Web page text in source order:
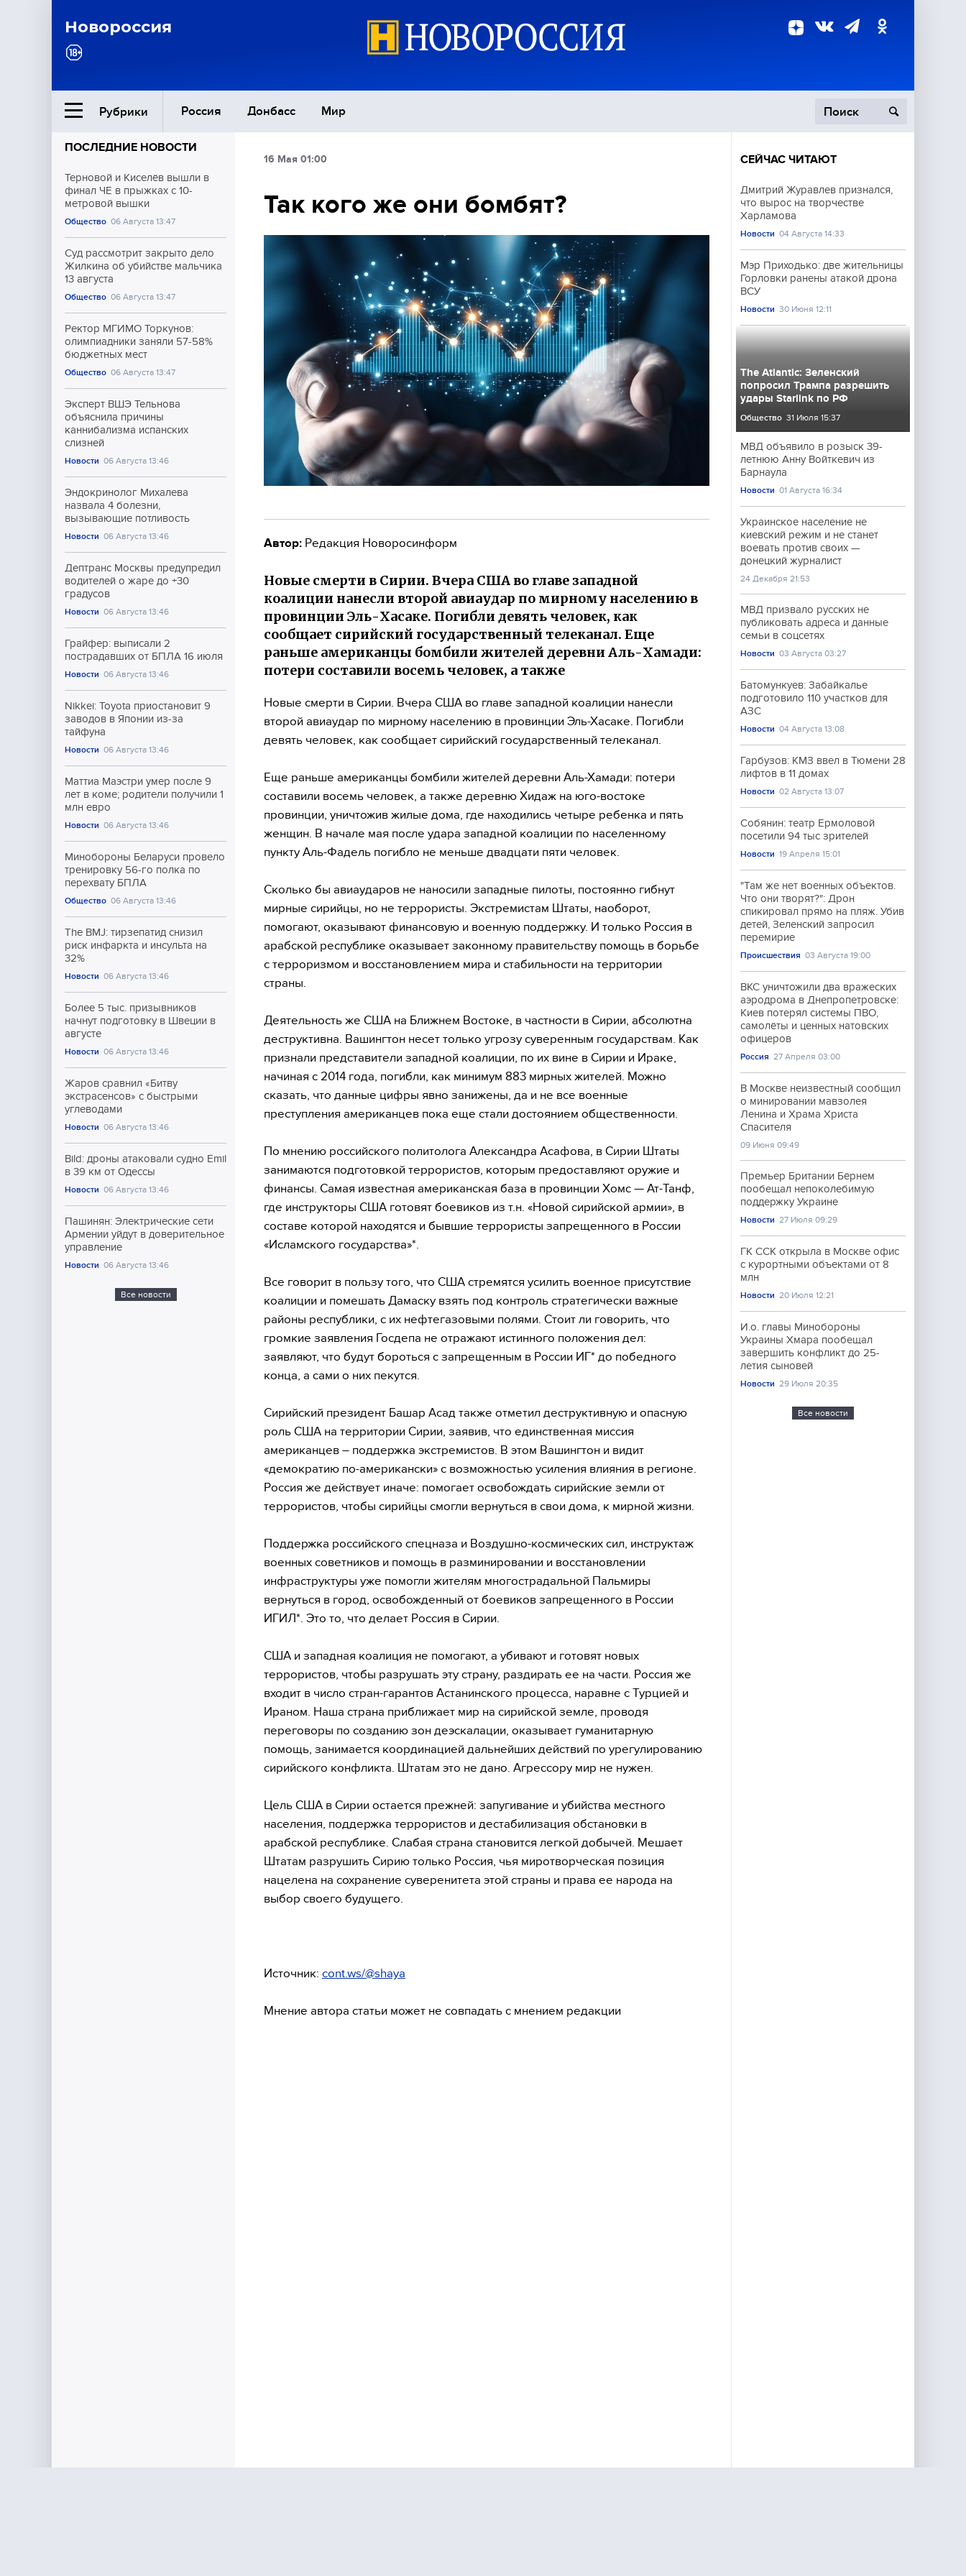
Новороссия
Рубрики Россия Донбасс Мир
Ближний Восток
Общество
Экономика
Происшествия
Культура
Спорт
ПОСЛЕДНИЕ НОВОСТИ
Терновой и Киселёв вышли в
финал ЧЕ в прыжках с 10-
метровой вышки
Общество 06 Августа 13:47
Суд рассмотрит закрыто дело
Жилкина об убийстве мальчика
13 августа
Общество 06 Августа 13:47
Ректор МГИМО Торкунов:
олимпиадники заняли 57-58%
бюджетных мест
Общество 06 Августа 13:47
Эксперт ВШЭ Тельнова
объяснила причины
каннибализма испанских
слизней
Новости 06 Августа 13:46
Эндокринолог Михалева
назвала 4 болезни,
вызывающие потливость
Новости 06 Августа 13:46
Дептранс Москвы предупредил
водителей о жаре до +30
градусов
Новости 06 Августа 13:46
Грайфер: выписали 2
пострадавших от БПЛА 16 июля
Новости 06 Августа 13:46
Nikkei: Toyota приостановит 9
заводов в Японии из-за
тайфуна
Новости 06 Августа 13:46
Маттиа Маэстри умер после 9
лет в коме; родители получили 1
млн евро
Новости 06 Августа 13:46
Минобороны Беларуси провело
тренировку 56-го полка по
перехвату БПЛА
Общество 06 Августа 13:46
The BMJ: тирзепатид снизил
риск инфаркта и инсульта на
32%
Новости 06 Августа 13:46
Более 5 тыс. призывников
начнут подготовку в Швеции в
августе
Новости 06 Августа 13:46
Жаров сравнил «Битву
экстрасенсов» с быстрыми
углеводами
Новости 06 Августа 13:46
Bild: дроны атаковали судно Emil
в 39 км от Одессы
Новости 06 Августа 13:46
Пашинян: Электрические сети
Армении уйдут в доверительное
управление
Новости 06 Августа 13:46
Все новости
16 Мая 01:00
Так кого же они бомбят?
Автор: Редакция Новоросинформ
Новые смерти в Сирии. Вчера США во главе западной
коалиции нанесли второй авиаудар по мирному населению в
провинции Эль-Хасаке. Погибли девять человек, как
сообщает сирийский государственный телеканал. Еще
раньше американцы бомбили жителей деревни Аль-Хамади:
потери составили восемь человек, а также
Новые смерти в Сирии. Вчера США во главе западной коалиции нанесли
второй авиаудар по мирному населению в провинции Эль-Хасаке. Погибли
девять человек, как сообщает сирийский государственный телеканал.
Еще раньше американцы бомбили жителей деревни Аль-Хамади: потери
составили восемь человек, а также деревню Хидаж на юго-востоке
провинции, уничтожив жилые дома, где находились четыре ребенка и пять
женщин. В начале мая после удара западной коалиции по населенному
пункту Аль-Фадель погибло не меньше двадцати пяти человек.
Сколько бы авиаударов не наносили западные пилоты, постоянно гибнут
мирные сирийцы, но не террористы. Экстремистам Штаты, наоборот,
помогают, оказывают финансовую и военную поддержку. И только Россия в
арабской республике оказывает законному правительству помощь в борьбе
с терроризмом и восстановлением мира и стабильности на территории
страны.
Деятельность же США на Ближнем Востоке, в частности в Сирии, абсолютна
деструктивна. Вашингтон несет только угрозу суверенным государствам. Как
признали представители западной коалиции, по их вине в Сирии и Ираке,
начиная с 2014 года, погибли, как минимум 883 мирных жителей. Можно
сказать, что данные цифры явно занижены, да и не все военные
преступления американцев пока еще стали достоянием общественности.
По мнению российского политолога Александра Асафова, в Сирии Штаты
занимаются подготовкой террористов, которым предоставляют оружие и
финансы. Самая известная американская база в провинции Хомс — Ат-Танф,
где инструкторы США готовят боевиков из т.н. «Новой сирийской армии», в
составе которой находятся и бывшие террористы запрещенного в России
«Исламского государства»*.
Все говорит в пользу того, что США стремятся усилить военное присутствие
коалиции и помешать Дамаску взять под контроль стратегически важные
районы республики, с их нефтегазовыми полями. Стоит ли говорить, что
громкие заявления Госдепа не отражают истинного положения дел:
заявляют, что будут бороться с запрещенным в России ИГ* до победного
конца, а сами о них пекутся.
Сирийский президент Башар Асад также отметил деструктивную и опасную
роль США на территории Сирии, заявив, что единственная миссия
американцев – поддержка экстремистов. В этом Вашингтон и видит
«демократию по-американски» с возможностью усиления влияния в регионе.
Россия же действует иначе: помогает освобождать сирийские земли от
террористов, чтобы сирийцы смогли вернуться в свои дома, к мирной жизни.
Поддержка российского спецназа и Воздушно-космических сил, инструктаж
военных советников и помощь в разминировании и восстановлении
инфраструктуры уже помогли жителям многострадальной Пальмиры
вернуться в город, освобожденный от боевиков запрещенного в России
ИГИЛ*. Это то, что делает Россия в Сирии.
США и западная коалиция не помогают, а убивают и готовят новых
террористов, чтобы разрушать эту страну, раздирать ее на части. Россия же
входит в число стран-гарантов Астанинского процесса, наравне с Турцией и
Ираном. Наша страна приближает мир на сирийской земле, проводя
переговоры по созданию зон деэскалации, оказывает гуманитарную
помощь, занимается координацией дальнейших действий по урегулированию
сирийского конфликта. Штатам это не дано. Агрессору мир не нужен.
Цель США в Сирии остается прежней: запугивание и убийства местного
населения, поддержка террористов и дестабилизация обстановки в
арабской республике. Слабая страна становится легкой добычей. Мешает
Штатам разрушить Сирию только Россия, чья миротворческая позиция
нацелена на сохранение суверенитета этой страны и права ее народа на
выбор своего будущего.
Источник: cont.ws/@shaya
Мнение автора статьи может не совпадать с мнением редакции
СЕЙЧАС ЧИТАЮТ
Дмитрий Журавлев признался,
что вырос на творчестве
Харламова
Новости 04 Августа 14:33
Мэр Приходько: две жительницы
Горловки ранены атакой дрона
ВСУ
Новости 30 Июня 12:11
The Atlantic: Зеленский
попросил Трампа разрешить
удары Starlink по РФ
Общество 31 Июля 15:37
МВД объявило в розыск 39-
летнюю Анну Войткевич из
Барнаула
Новости 01 Августа 16:34
Украинское население не
киевский режим и не станет
воевать против своих —
донецкий журналист
24 Декабря 21:53
МВД призвало русских не
публиковать адреса и данные
семьи в соцсетях
Новости 03 Августа 03:27
Батомункуев: Забайкалье
подготовило 110 участков для
АЗС
Новости 04 Августа 13:08
Гарбузов: КМЗ ввел в Тюмени 28
лифтов в 11 домах
Новости 02 Августа 13:07
Собянин: театр Ермоловой
посетили 94 тыс зрителей
Новости 19 Апреля 15:01
"Там же нет военных объектов.
Что они творят?": Дрон
спикировал прямо на пляж. Убив
детей, Зеленский запросил
перемирие
Происшествия 03 Августа 19:00
ВКС уничтожили два вражеских
аэродрома в Днепропетровске:
Киев потерял системы ПВО,
самолёты и ценных натовских
офицеров
Россия 27 Апреля 03:00
В Москве неизвестный сообщил
о минировании мавзолея
Ленина и Храма Христа
Спасителя
09 Июня 09:49
Премьер Британии Бёрнем
пообещал непоколебимую
поддержку Украине
Новости 27 Июля 09:29
ГК ССК открыла в Москве офис
с курортными объектами от 8
млн
Новости 20 Июля 12:21
И.о. главы Минобороны
Украины Хмара пообещал
завершить конфликт до 25-
летия сыновей
Новости 29 Июля 20:35
Все новости